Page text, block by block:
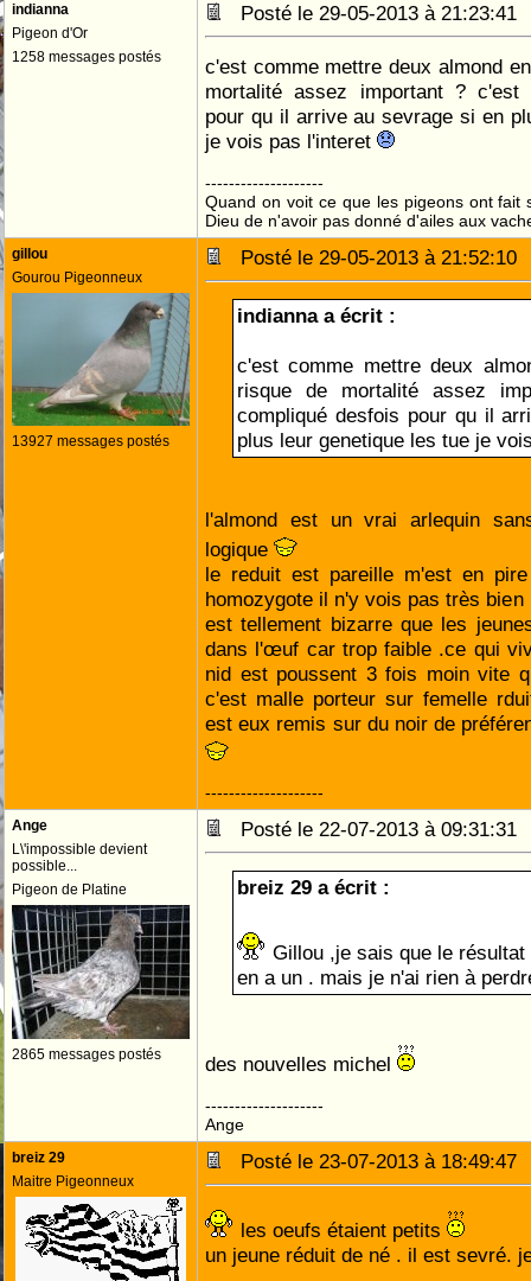
indianna
Pigeon d'Or
1258 messages postés
Posté le 29-05-2013 à
c'est comme mettre deux almond
mortalité assez important ? c'est
pour qu il arrive au sevrage si en
je vois pas l'interet
--------------------
Quand on voit ce que les pigeons ont fait
Dieu de n'avoir pas donné d'ailes aux
gillou
Gourou Pigeonneux
13927 messages postés
Posté le 29-05-2013 à
indianna a écrit :
c'est comme mettre deux
risque de mortalité assez
compliqué desfois pour qu il
plus leur genetique les tue je
l'almond est un vrai arlequin
logique
le reduit est pareille m'est en
homozygote il n'y vois pas très
est tellement bizarre que les
dans l'œuf car trop faible .ce qui
nid est poussent 3 fois moin vite
c'est malle porteur sur femelle
est eux remis sur du noir de
--------------------
Ange
L\'impossible devient
possible...
Pigeon de Platine
2865 messages postés
Posté le 22-07-2013 à
breiz 29 a écrit :
Gillou ,je sais que le
en a un . mais je n'ai rien à
des nouvelles michel
--------------------
Ange
breiz 29
Maitre Pigeonneux
Posté le 23-07-2013 à
les oeufs étaient petits
un jeune réduit de né . il est sevré.